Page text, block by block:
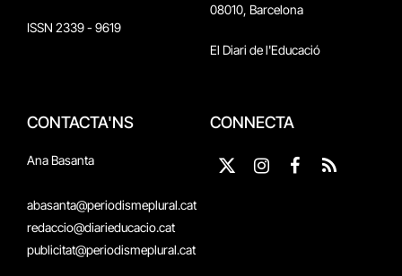
ISSN 2339 - 9619
08010, Barcelona
El Diari de l'Educació
CONTACTA'NS
Ana Basanta
abasanta@periodismeplural.cat
redaccio@diarieducacio.cat
publicitat@periodismeplural.cat
CONNECTA
X
Instagram
Facebook
RSS